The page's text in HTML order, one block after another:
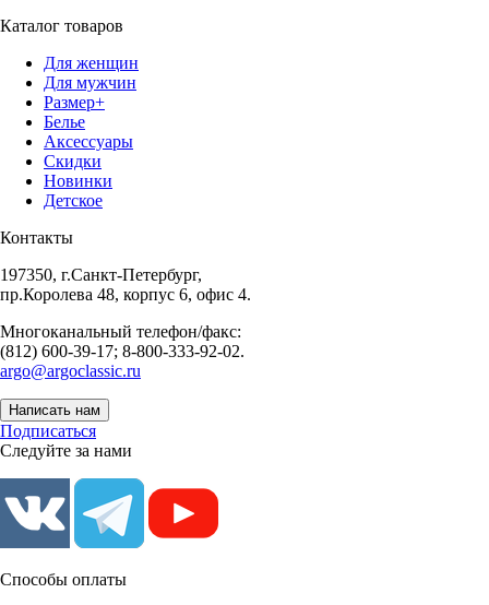
Каталог товаров
Для женщин
Для мужчин
Размер+
Белье
Аксессуары
Скидки
Новинки
Детское
Контакты
197350, г.Санкт-Петербург,
пр.Королева 48, корпус 6, офис 4.
Многоканальный телефон/факс:
(812) 600-39-17; 8-800-333-92-02.
argo@argoclassic.ru
Написать нам
Подписаться
Следуйте за нами
Способы оплаты